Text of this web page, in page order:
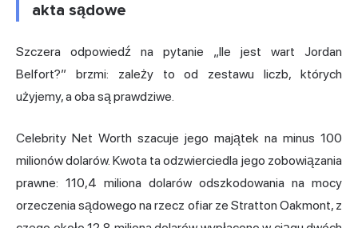
akta sądowe
Szczera odpowiedź na pytanie „Ile jest wart Jordan
Belfort?” brzmi: zależy to od zestawu liczb, których
użyjemy, a oba są prawdziwe.
Celebrity Net Worth szacuje jego majątek na minus 100
milionów dolarów. Kwota ta odzwierciedla jego zobowiązania
prawne: 110,4 miliona dolarów odszkodowania na mocy
orzeczenia sądowego na rzecz ofiar ze Stratton Oakmont, z